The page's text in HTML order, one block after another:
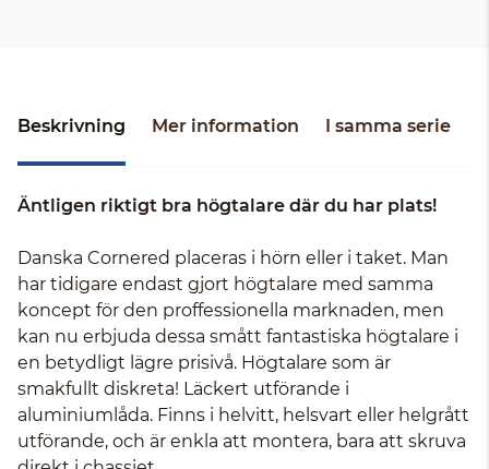
Beskrivning Mer information I samma serie
Äntligen riktigt bra högtalare där du har plats!
Danska Cornered placeras i hörn eller i taket. Man
har tidigare endast gjort högtalare med samma
koncept för den proffessionella marknaden, men
kan nu erbjuda dessa smått fantastiska högtalare i
en betydligt lägre prisivå. Högtalare som är
smakfullt diskreta! Läckert utförande i
aluminiumlåda. Finns i helvitt, helsvart eller helgrått
utförande, och är enkla att montera, bara att skruva